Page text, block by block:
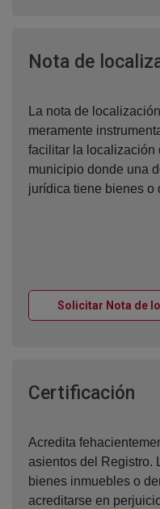
Nota de
La nota de
meramente
facilitar la localización
municipio donde una
jurídica tiene bienes o
Solicitar Nota de
Certificación
Acredita
asientos del Registro.
bienes inmuebles o
acreditarse en